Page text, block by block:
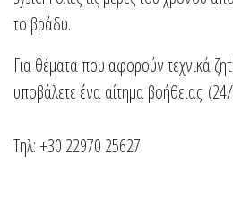
το βράδυ.
Για θέματα που αφορούν τεχνικά
υποβάλετε ένα αίτημα βοήθειας.
Τηλ: +30 22970 25627